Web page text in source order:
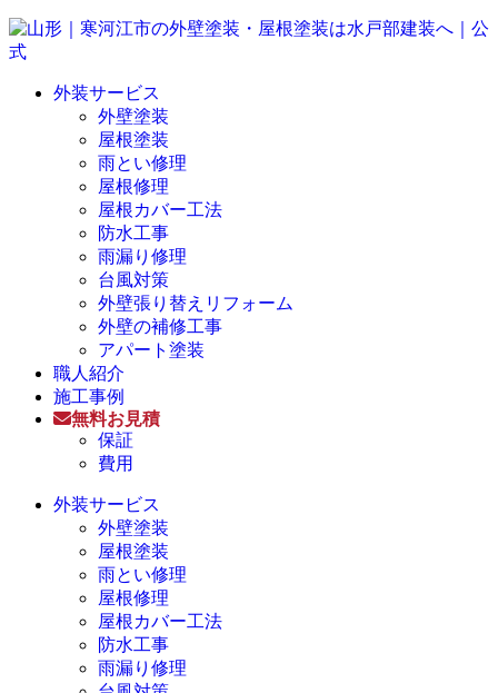
外装サービス
外壁塗装
屋根塗装
雨とい修理
屋根修理
屋根カバー工法
防水工事
雨漏り修理
台風対策
外壁張り替えリフォーム
外壁の補修工事
アパート塗装
職人紹介
施工事例
無料お見積
保証
費用
外装サービス
外壁塗装
屋根塗装
雨とい修理
屋根修理
屋根カバー工法
防水工事
雨漏り修理